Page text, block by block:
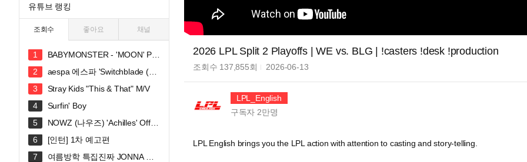
유튜브 랭킹
조회수 좋아요 채널
BABYMONSTER - 'MOON' PE
RFORMANCE VIDEO
aespa 에스파 'Switchblade (Fe
at. Ty Dolla $ign)' MV
Stray Kids "This & That" M/V
Surfin' Boy
NOWZ (나우즈) 'Achilles' Offici
al Music Video
[인턴] 1차 예고편
여름방학 특집진짜 JONNA 웃
2026 LPL Split 2 Playoffs | WE vs. BLG | !casters !desk !production
조회수 137,855회 2026-06-13
LPL_English
구독자2만명
LPL English brings you the LPL action with attention to casting and story-telling.